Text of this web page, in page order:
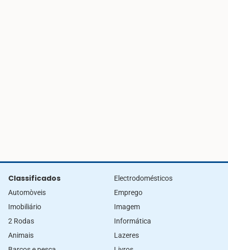
Classificados
Automòveis
Imobiliário
2 Rodas
Animais
Electrodomésticos
Emprego
Imagem
Informática
Lazeres